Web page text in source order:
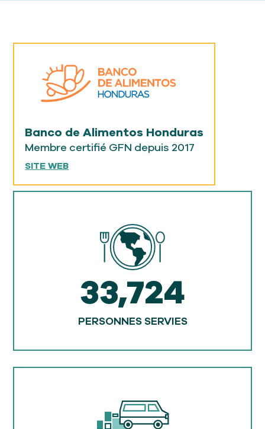
Banco de Alimentos Honduras
Membre certifié GFN depuis 2017
SITE WEB
33,724
PERSONNES SERVIES